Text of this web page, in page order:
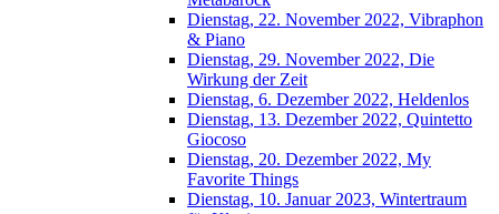
Dienstag, 22. November 2022, Vibraphon
& Piano
Dienstag, 29. November 2022, Die
Wirkung der Zeit
Dienstag, 6. Dezember 2022, Heldenlos
Dienstag, 13. Dezember 2022, Quintetto
Giocoso
Dienstag, 20. Dezember 2022, My
Favorite Things
Dienstag, 10. Januar 2023, Wintertraum